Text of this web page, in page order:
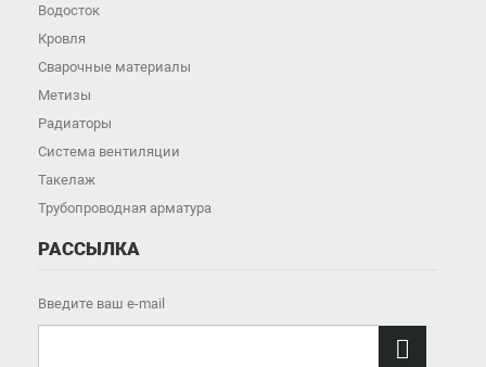
Водосток
Кровля
Сварочные материалы
Метизы
Радиаторы
Система вентиляции
Такелаж
Трубопроводная арматура
РАССЫЛКА
Введите ваш e-mail
